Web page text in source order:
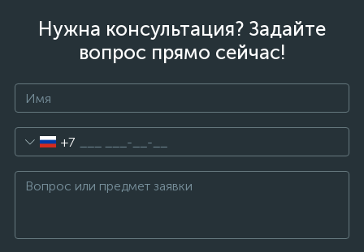
Нужна консультация? Задайте
вопрос прямо сейчас!
+7